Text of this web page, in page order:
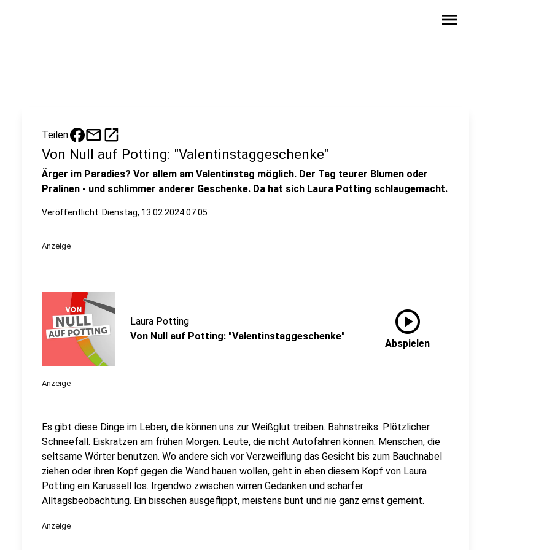
menu
Teilen: mailopen_in_new
Von Null auf Potting: "Valentinstaggeschenke"
Ärger im Paradies? Vor allem am Valentinstag möglich. Der Tag teurer Blumen oder
Pralinen - und schlimmer anderer Geschenke. Da hat sich Laura Potting schlaugemacht.
Veröffentlicht: Dienstag, 13.02.2024 07:05
Anzeige
Laura Potting
Von Null auf Potting: "Valentinstaggeschenke"
play_circle
Abspielen
Anzeige
Es gibt diese Dinge im Leben, die können uns zur Weißglut treiben. Bahnstreiks. Plötzlicher
Schneefall. Eiskratzen am frühen Morgen. Leute, die nicht Autofahren können. Menschen, die
seltsame Wörter benutzen. Wo andere sich vor Verzweiflung das Gesicht bis zum Bauchnabel
ziehen oder ihren Kopf gegen die Wand hauen wollen, geht in eben diesem Kopf von Laura
Potting ein Karussell los. Irgendwo zwischen wirren Gedanken und scharfer
Alltagsbeobachtung. Ein bisschen ausgeflippt, meistens bunt und nie ganz ernst gemeint.
Anzeige